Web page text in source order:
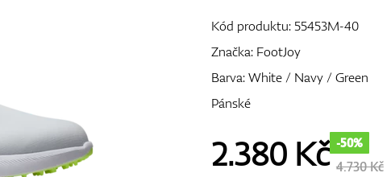
Kód produktu:55453M-40
Značka: FootJoy
Barva: White / Navy / Green
Pánské
2.380Kč -50%
4.730 Kč